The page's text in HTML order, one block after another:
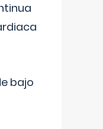
bajo